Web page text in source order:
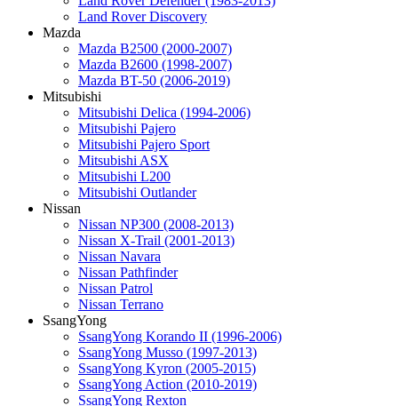
Land Rover Discovery
Mazda
Mazda B2500 (2000-2007)
Mazda B2600 (1998-2007)
Mazda BT-50 (2006-2019)
Mitsubishi
Mitsubishi Delica (1994-2006)
Mitsubishi Pajero
Mitsubishi Pajero Sport
Mitsubishi ASX
Mitsubishi L200
Mitsubishi Outlander
Nissan
Nissan NP300 (2008-2013)
Nissan X-Trail (2001-2013)
Nissan Navara
Nissan Pathfinder
Nissan Patrol
Nissan Terrano
SsangYong
SsangYong Korando II (1996-2006)
SsangYong Musso (1997-2013)
SsangYong Kyron (2005-2015)
SsangYong Action (2010-2019)
SsangYong Rexton